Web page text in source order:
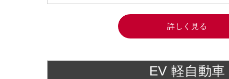
詳しく見る
EV 軽自動車